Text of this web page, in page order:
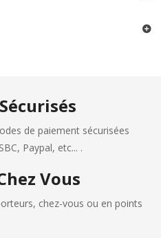
de paiement sécurisées
Paypal, etc... .
Vous
chez-vous ou en points